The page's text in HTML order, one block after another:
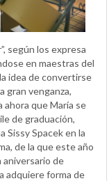
según los expresa
en maestras del
idea de convertirse
gran venganza,
ahora que María se
de graduación,
Sissy Spacek en la
de la que este año
aniversario de
adquiere forma de